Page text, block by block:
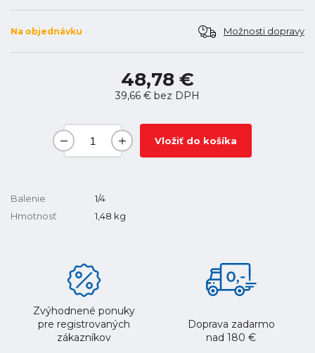
Na objednávku Možnosti dopravy
48,78 €
39,66 € bez DPH
Vložiť do košíka
Balenie
1/4
Hmotnosť
1,48 kg
Zvýhodnené ponuky
pre registrovaných
zákazníkov
Doprava zadarmo
nad 180 €